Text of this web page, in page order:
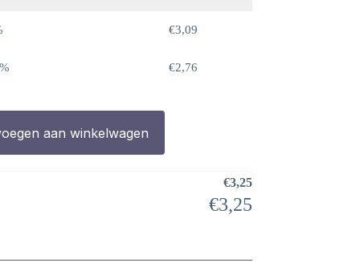
€3,09
€2,76
aan winkelwagen
€3,25
€3,25